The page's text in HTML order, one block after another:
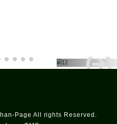
Page All rights Reserved.